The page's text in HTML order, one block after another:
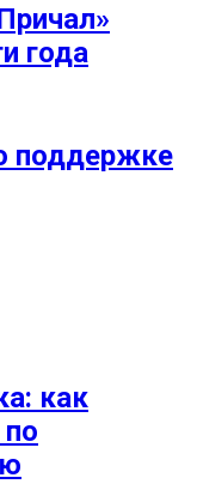
года
поддержке
как